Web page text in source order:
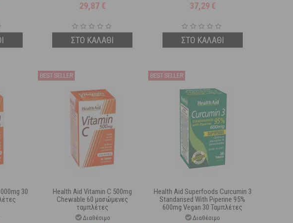
29,87 €
ΣΤΟ ΚΑΛΑΘΙ
37,29 €
ΣΤΟ ΚΑΛΑΘΙ
30
Health Aid Vitamin C 500mg
Chewable 60 μασώμενες
ταμπλέτες
Διαθέσιμο
Health Aid Superfoods Curcumin 3
Standarised With Piperine 95%
600mg Vegan 30 Ταμπλέτες
Διαθέσιμο